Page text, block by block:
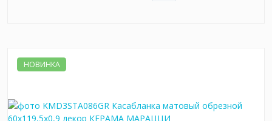
НОВИНКА